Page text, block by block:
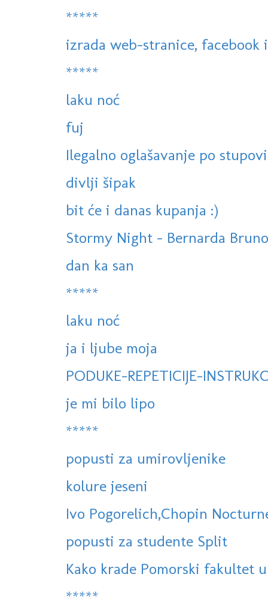
*****
izrada web-stranice, facebook
*****
laku noć
fuj
Ilegalno oglašavanje po
divlji šipak
bit će i danas kupanja :)
Stormy Night - Bernarda
dan ka san
*****
laku noć
ja i ljube moja
PODUKE-REPETICIJE-
je mi bilo lipo
*****
popusti za umirovljenike
kolure jeseni
Ivo Pogorelich,Chopin
popusti za studente Split
Kako krade Pomorski fakultet
*****